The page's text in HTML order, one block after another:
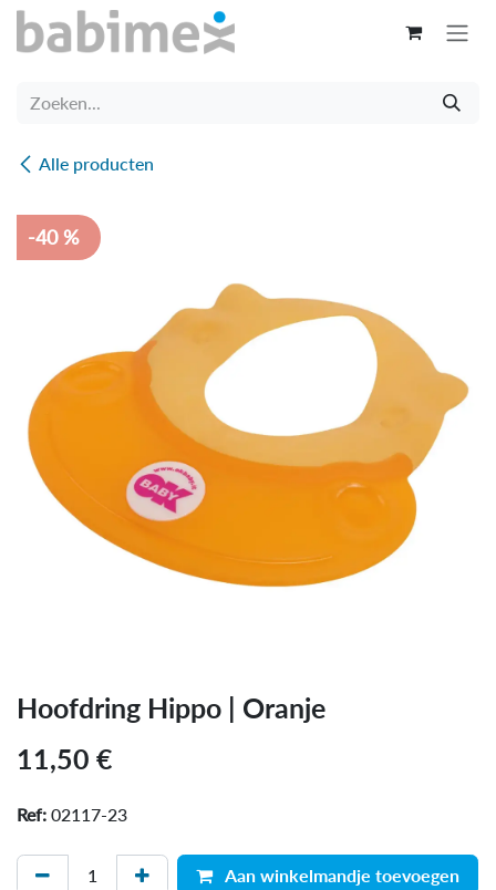
Overslaan naar inhoud
Alle producten
-40 %
Hoofdring Hippo | Oranje
11,50 €
Ref: 02117-23
Aan winkelmandje toevoegen